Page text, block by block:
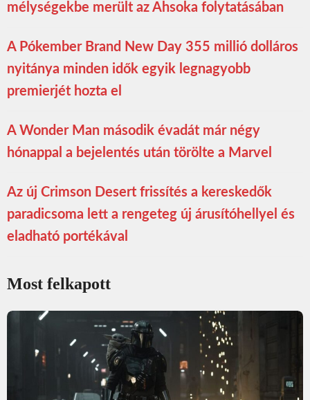
mélységekbe merült az Ahsoka folytatásában
A Pókember Brand New Day 355 millió dolláros
nyitánya minden idők egyik legnagyobb
premierjét hozta el
A Wonder Man második évadát már négy
hónappal a bejelentés után törölte a Marvel
Az új Crimson Desert frissítés a kereskedők
paradicsoma lett a rengeteg új árusítóhellyel és
eladható portékával
Most felkapott